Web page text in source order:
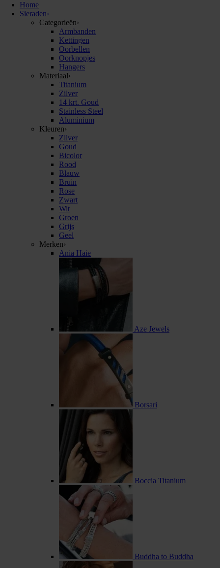
Home
Sieraden›
Categorieën›
Armbanden
Kettingen
Oorbellen
Oorknopjes
Hangers
Materiaal›
Titanium
Zilver
14 krt. Goud
Stainless Steel
Aluminium
Kleuren›
Zilver
Goud
Bicolor
Rood
Blauw
Bruin
Rose
Zwart
Wit
Groen
Grijs
Geel
Merken›
Ania Haie
Aze Jewels
Borsari
Boccia Titanium
Buddha to Buddha